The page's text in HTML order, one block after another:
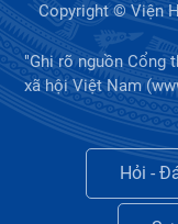
Copyright © Viện
"Ghi rõ nguồn Cổng
xã hội Việt Nam
Hỏi -